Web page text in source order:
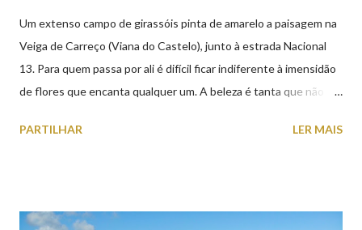
Um extenso campo de girassóis pinta de amarelo a paisagem na
Veiga de Carreço (Viana do Castelo), junto à estrada Nacional
13. Para quem passa por ali é difícil ficar indiferente à imensidão
de flores que encanta qualquer um. A beleza é tanta que não
aproveite a paisagem como cenário para tirar algumas
PARTILHAR LER MAIS